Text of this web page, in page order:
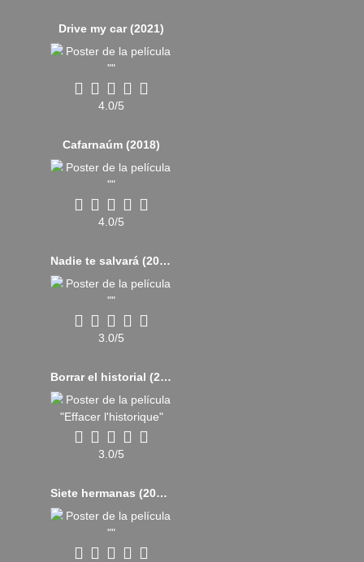
Drive my car (2021)
4.0/5
Cafarnaúm (2018)
4.0/5
Nadie te salvará (2023)
3.0/5
Borrar el historial (2020)
3.0/5
Siete hermanas (2017)